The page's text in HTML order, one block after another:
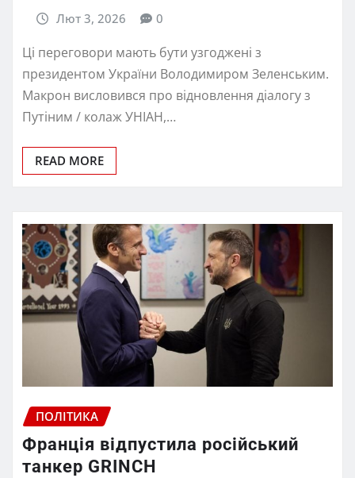
Лют 3, 2026 0
Ці переговори мають бути узгоджені з
президентом України Володимиром Зеленським.
Макрон висловився про відновлення діалогу з
Путіним / колаж УНІАН,…
READ MORE
ПОЛІТИКА
Франція відпустила російський
танкер GRINCH